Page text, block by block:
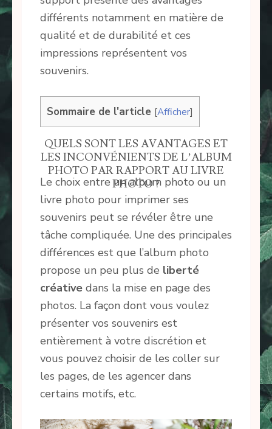
différents notamment en matière de
qualité et de durabilité et ces
impressions représentent vos
souvenirs.
Sommaire de l'article [Afficher]
QUELS SONT LES AVANTAGES ET
LES INCONVÉNIENTS DE L’ALBUM
PHOTO PAR RAPPORT AU LIVRE
PHOTO ?
Le choix entre un album photo ou un
livre photo pour imprimer ses
souvenirs peut se révéler être une
tâche compliquée. Une des principales
différences est que l’album photo
propose un peu plus de liberté
créative dans la mise en page des
photos. La façon dont vous voulez
présenter vos souvenirs est
entièrement à votre discrétion et
vous pouvez choisir de les coller sur
les pages, de les agencer dans
certains motifs, etc.